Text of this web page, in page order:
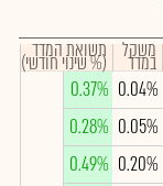
משקל
במדד תשואת המדד
(% שינוי חודשי)
0.04%
0.37%
0.05%
0.28%
0.20%
0.49%